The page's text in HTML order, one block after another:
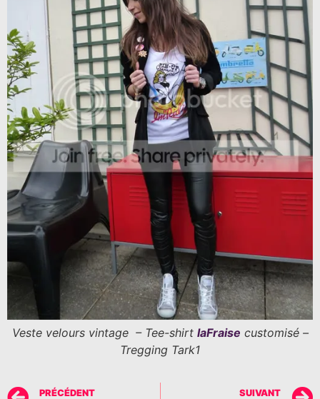
Veste velours vintage – Tee-shirt laFraise customisé –
Tregging Tark1
PRÉCÉDENT SUIVANT